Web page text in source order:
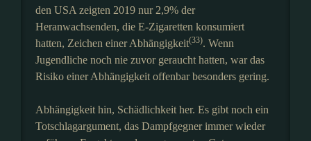
den USA zeigten 2019 nur 2,9% der
Heranwachsenden, die E-Zigaretten konsumiert
hatten, Zeichen einer Abhängigkeit(33). Wenn
Jugendliche noch nie zuvor geraucht hatten, war das
Risiko einer Abhängigkeit offenbar besonders gering.
Abhängigkeit hin, Schädlichkeit her. Es gibt noch ein
Totschlagargument, das Dampfgegner immer wieder